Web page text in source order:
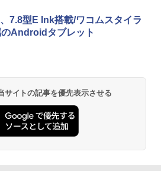
7.8型E Ink搭載/ワコムスタイラ
のAndroidタブレット
サイトの記事を優先表示させる